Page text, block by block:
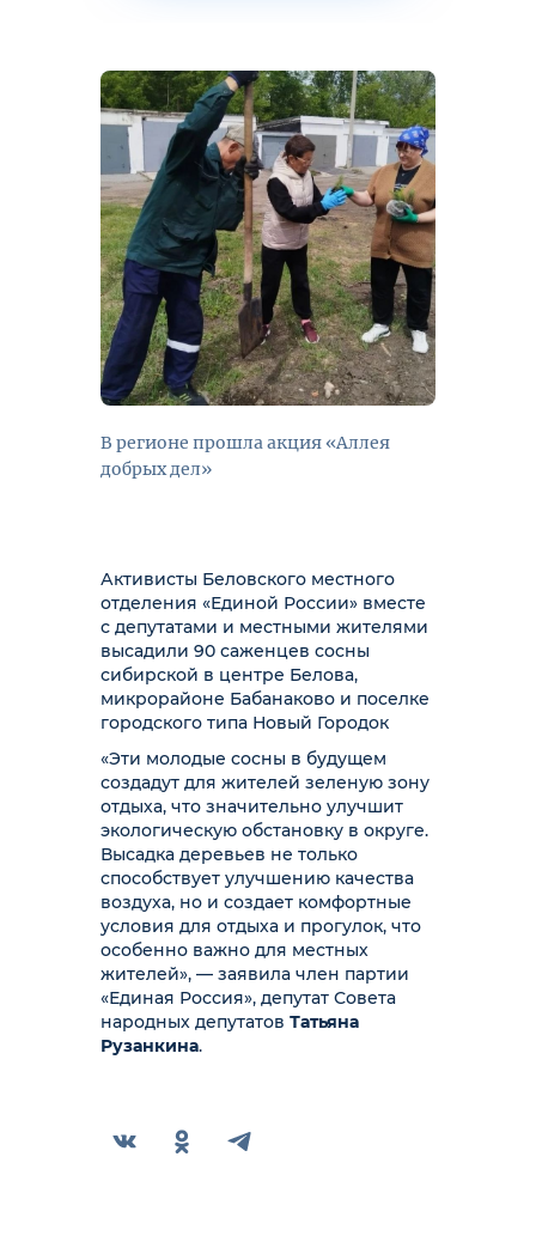
В регионе прошла акция «Аллея
добрых дел»
Активисты Беловского местного
отделения «Единой России» вместе
с депутатами и местными жителями
высадили 90 саженцев сосны
сибирской в центре Белова,
микрорайоне Бабанаково и поселке
городского типа Новый Городок
«Эти молодые сосны в будущем
создадут для жителей зеленую зону
отдыха, что значительно улучшит
экологическую обстановку в округе.
Высадка деревьев не только
способствует улучшению качества
воздуха, но и создает комфортные
условия для отдыха и прогулок, что
особенно важно для местных
жителей», — заявила член партии
«Единая Россия», депутат Совета
народных депутатов Татьяна
Рузанкина.